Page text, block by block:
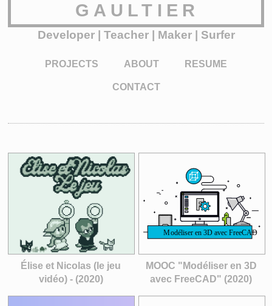
GAULTIER
Developer | Teacher | Maker | Surfer
PROJECTS ABOUT RESUME
CONTACT
Élise et Nicolas (le jeu
vidéo) - (2020)
MOOC "Modéliser en 3D
avec FreeCAD" (2020)